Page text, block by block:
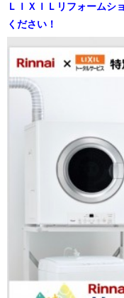
ＬＩＸＩＬリフォームシ
ください！